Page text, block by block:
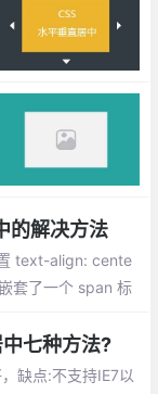
的解决方法
text-align: cente
套了一个 span 标
七种方法?
缺点:不支持IE7以